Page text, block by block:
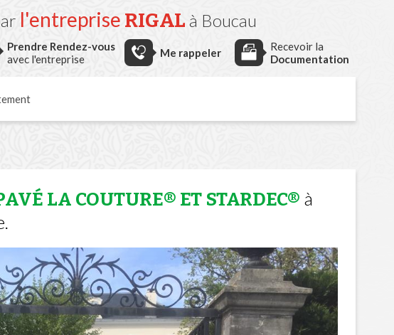
l'entreprise RIGAL à Boucau
Prendre Rendez-vous
avec l'entreprise
Me rappeler
Recevoir la
Documentation
LA COUTURE® ET STARDEC® à